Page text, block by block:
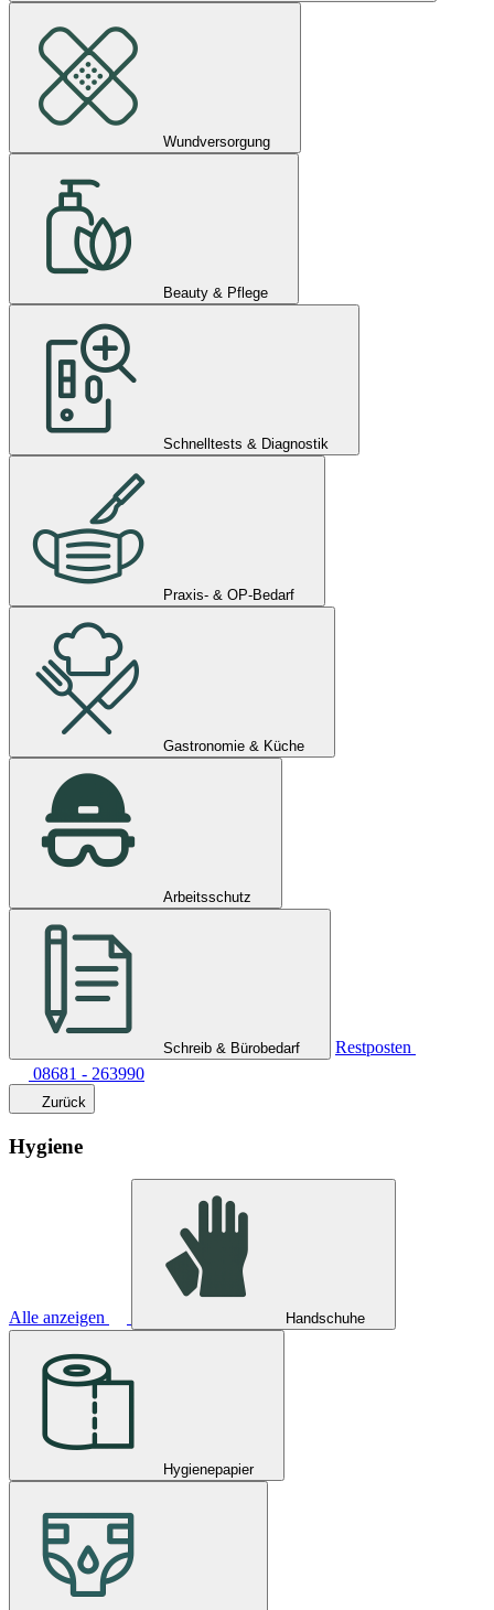
Wundversorgung
Beauty & Pflege
Schnelltests & Diagnostik
Praxis- & OP-Bedarf
Gastronomie & Küche
Arbeitsschutz
Schreib & Bürobedarf
Restposten
08681 - 263990
Zurück
Hygiene
Alle anzeigen Handschuhe
Hygienepapier